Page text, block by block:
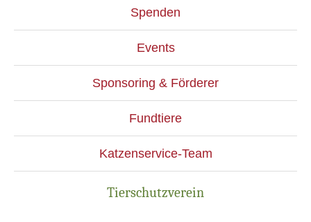
Spenden
Events
Sponsoring & Förderer
Fundtiere
Katzenservice-Team
Tierschutzverein